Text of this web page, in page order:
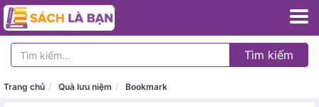
Tìm kiếm
Trang chủ Quà lưu niệm Bookmark